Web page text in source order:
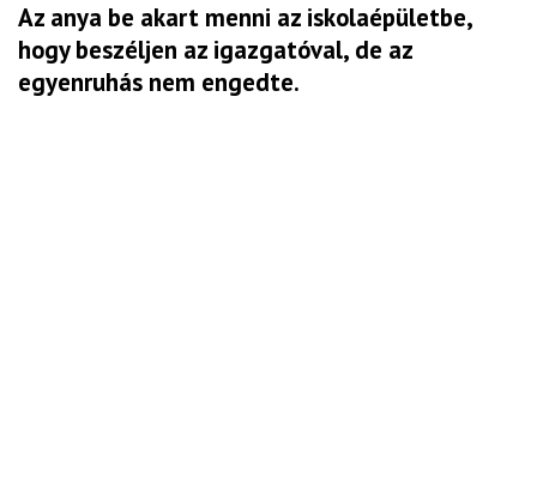
Az anya be akart menni az iskolaépületbe,
hogy beszéljen az igazgatóval, de az
egyenruhás nem engedte.